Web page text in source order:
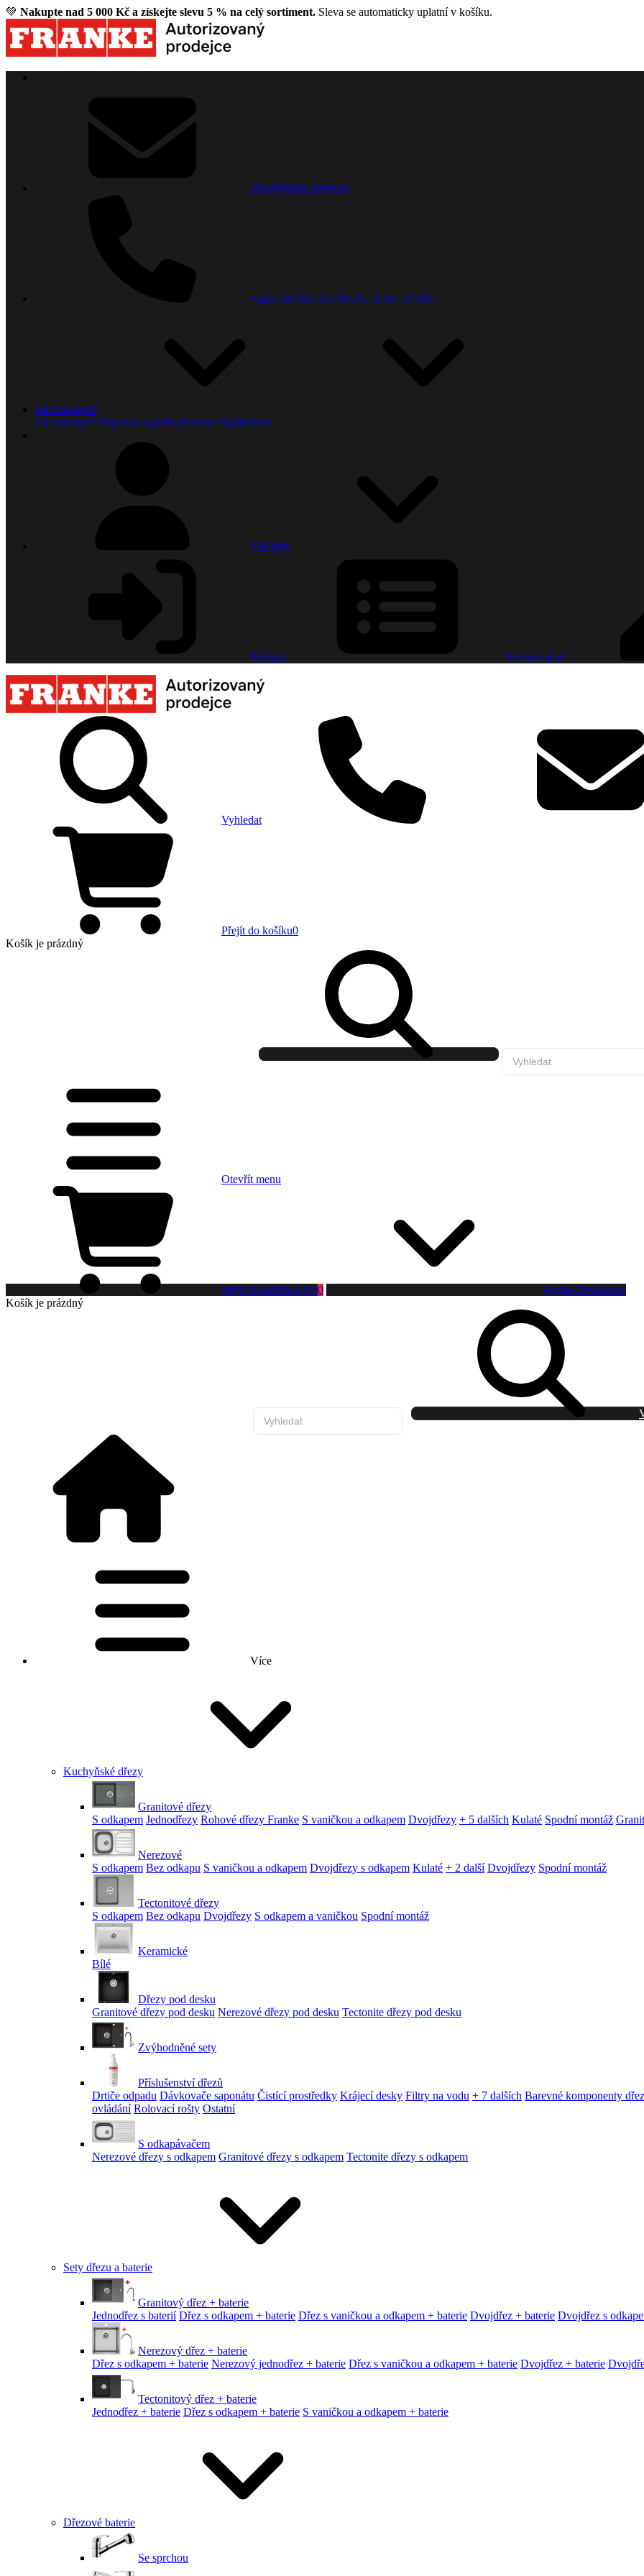
💚 Nakupte nad 5 000 Kč a získejte slevu 5 % na celý sortiment. Sleva se automaticky uplatní v košíku.
info@franke-drezy.cz
+420 734 592 672 (Po-Pá: 8:30 - 17:00)
Jak nakoupit?
Jak nakoupit? Doprava a platba Poradna Společnost
Váš účet
Přihlásit Vytvořit účet
Vyhledat
Přejít do košíku0
Košík je prázdný
Otevřít menu
Přejít do košíku 0 Kč0
Toggle Dropdown
Košík je prázdný
Více
Kuchyňské dřezy
Granitové dřezy
S odkapem Jednodřezy Rohové dřezy Franke S vaničkou a odkapem Dvojdřezy + 5 dalších Kulaté Spodní montáž
Nerezové
S odkapem Bez odkapu S vaničkou a odkapem Dvojdřezy s odkapem Kulaté + 2 další Dvojdřezy Spodní montáž
Tectonitové dřezy
S odkapem Bez odkapu Dvojdřezy S odkapem a vaničkou Spodní montáž
Keramické
Bílé
Dřezy pod desku
Granitové dřezy pod desku Nerezové dřezy pod desku Tectonite dřezy pod desku
Zvýhodněné sety
Příslušenství dřezů
Drtiče odpadu Dávkovače saponátu Čistící prostředky Krájecí desky Filtry na vodu + 7 dalších Barevné komponenty
ovládání Rolovací rošty Ostatní
S odkapávačem
Nerezové dřezy s odkapem Granitové dřezy s odkapem Tectonite dřezy s odkapem
Sety dřezu a baterie
Granitový dřez + baterie
Jednodřez s baterií Dřez s odkapem + baterie Dřez s vaničkou a odkapem + baterie Dvojdřez + baterie Dvojdřez s
Nerezový dřez + baterie
Dřez s odkapem + baterie Nerezový jednodřez + baterie Dřez s vaničkou a odkapem + baterie Dvojdřez + baterie
Tectonitový dřez + baterie
Jednodřez + baterie Dřez s odkapem + baterie S vaničkou a odkapem + baterie
Dřezové baterie
Se sprchou